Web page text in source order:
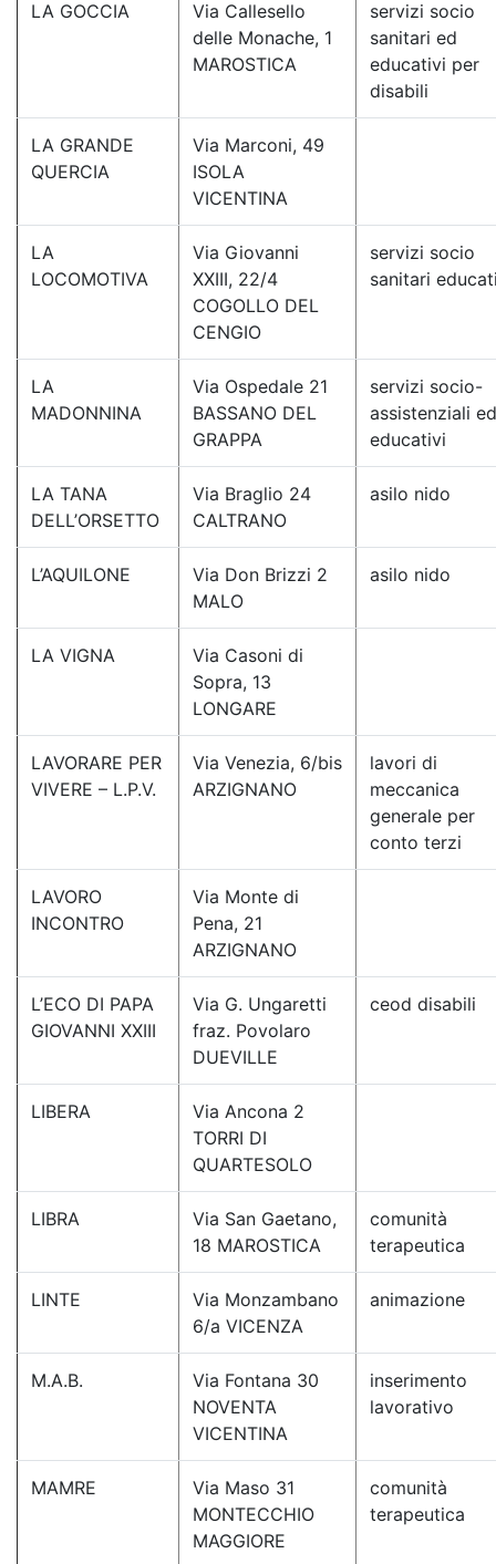
LA GOCCIA
Via Callesello
delle Monache, 1
MAROSTICA
servizi socio
sanitari ed
educativi per
disabili
LA GRANDE
QUERCIA
Via Marconi, 49
ISOLA
VICENTINA
LA
LOCOMOTIVA
Via Giovanni
XXIII, 22/4
COGOLLO DEL
CENGIO
servizi socio
sanitari
LA
MADONNINA
Via Ospedale 21
BASSANO DEL
GRAPPA
servizi socio-
assistenziali ed
educativi
LA TANA
DELL’ORSETTO
Via Braglio 24
CALTRANO
asilo nido
L’AQUILONE
Via Don Brizzi 2
MALO
asilo nido
LA VIGNA
Via Casoni di
Sopra, 13
LONGARE
LAVORARE PER
VIVERE – L.P.V.
Via Venezia, 6/bis
ARZIGNANO
lavori di
meccanica
generale per
conto terzi
LAVORO
INCONTRO
Via Monte di
Pena, 21
ARZIGNANO
L’ECO DI PAPA
GIOVANNI XXIII
Via G. Ungaretti
fraz. Povolaro
DUEVILLE
ceod disabili
LIBERA
Via Ancona 2
TORRI DI
QUARTESOLO
LIBRA
Via San Gaetano,
18 MAROSTICA
comunità
terapeutica
LINTE
Via Monzambano
6/a VICENZA
animazione
M.A.B.
Via Fontana 30
NOVENTA
VICENTINA
inserimento
lavorativo
MAMRE
Via Maso 31
MONTECCHIO
MAGGIORE
comunità
terapeutica